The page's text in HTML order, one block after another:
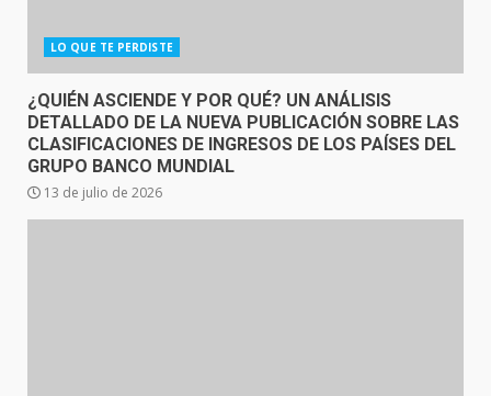
LO QUE TE PERDISTE
¿QUIÉN ASCIENDE Y POR QUÉ? UN ANÁLISIS
DETALLADO DE LA NUEVA PUBLICACIÓN SOBRE LAS
CLASIFICACIONES DE INGRESOS DE LOS PAÍSES DEL
GRUPO BANCO MUNDIAL
13 de julio de 2026